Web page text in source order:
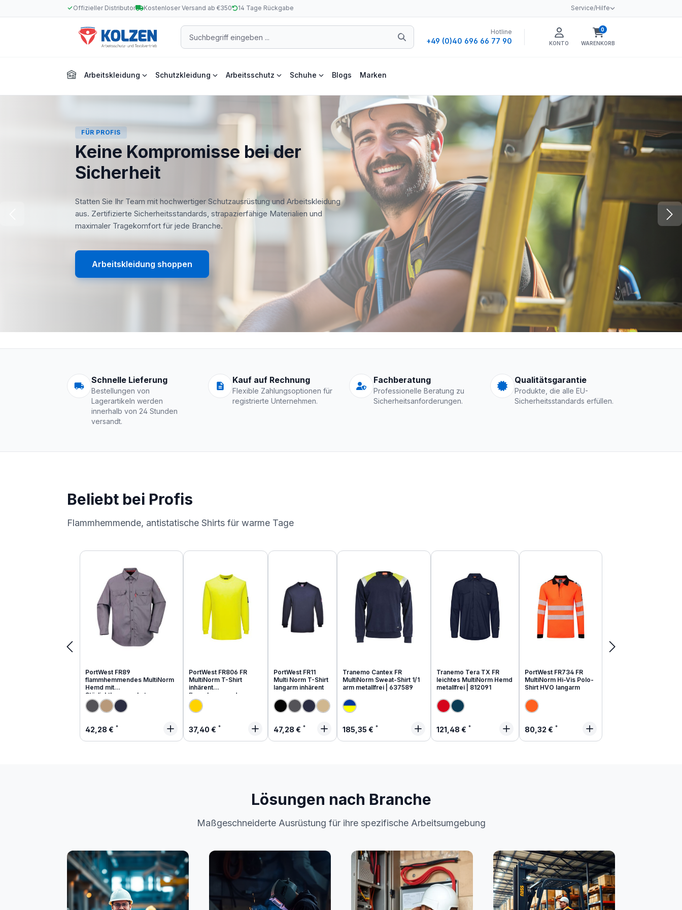
Hauptinhalt springen
Zur Suche springen
Zur Hauptnavigation springen
Offizieller Distributor Kostenloser Versand ab €350 14 Tage Rückgabe Service/Hilfe
Hotline
+49 (0)40 696 66 77 90 KONTO
0
WARENKORB
Warenkorb enthält
Arbeitskleidung Schutzkleidung Arbeitsschutz Schuhe Blogs Marken
FÜR PROFIS
Keine Kompromisse bei der
Sicherheit
Statten Sie Ihr Team mit hochwertiger Schutzausrüstung und Arbeitskleidung
aus. Zertifizierte Sicherheitsstandards, strapazierfähige Materialien und
maximaler Tragekomfort für jede Branche.
Arbeitskleidung shoppen
Arbeitskleidung | Schutzkleidung Firmen Logo
Schnelle Lieferung
Bestellungen von
Lagerartikeln werden
innerhalb von 24 Stunden
versandt.
Kauf auf Rechnung
Flexible Zahlungsoptionen für
registrierte Unternehmen.
Fachberatung
Professionelle Beratung zu
Sicherheitsanforderungen.
Qualitätsgarantie
Produkte, die alle EU-
Sicherheitsstandards erfüllen.
Beliebt bei Profis
Flammhemmende, antistatische Shirts für warme Tage
Produktgalerie überspringen
PortWest FR89
flammhemmendes MultiNorm
Hemd mit
Störlichtbogenschutz
Regulärer Preis:
42,28 €
PortWest FR806 FR
MultiNorm T-Shirt
inhärent
flammhemmend
Regulärer Preis:
37,40 €
PortWest FR11
Multi Norm T-Shirt
langarm inhärent
Regulärer Preis:
47,28 €
Tranemo Cantex FR
MultiNorm Sweat-Shirt 1/1
arm metallfrei | 637589
Regulärer Preis:
185,35 €
Tranemo Tera TX FR
leichtes MultiNorm Hemd
metallfrei | 812091
Regulärer Preis:
121,48 €
PortWest FR734 FR
MultiNorm Hi-Vis Polo-
Shirt HVO langarm
Regulärer Preis:
80,32 €
Lösungen nach Branche
Maßgeschneiderte Ausrüstung für ihre spezifische Arbeitsumgebung